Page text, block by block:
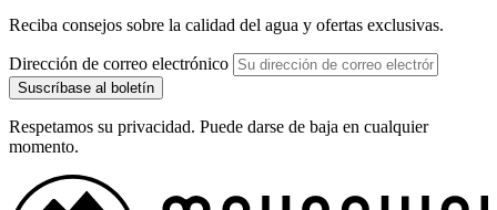
Reciba consejos sobre la calidad del agua y ofertas exclusivas.
Dirección de correo electrónico
Suscríbase al boletín
Respetamos su privacidad. Puede darse de baja en cualquier
momento.